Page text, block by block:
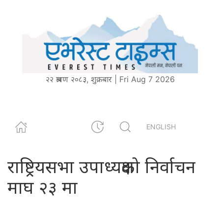
२२ श्रावण २०८३, शुक्रबार | Fri Aug 7 2026
ENGLISH
राष्ट्रियसभा उपाध्यक्षको निर्वाचन
माघ २३ मा